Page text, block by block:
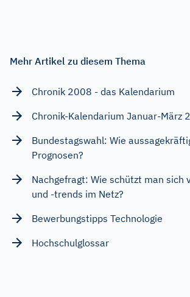
Mehr Artikel zu diesem Thema
Chronik 2008 - das Kalendarium
Chronik-Kalendarium Januar-März
Bundestagswahl: Wie
Prognosen?
Nachgefragt: Wie schützt man sich
und -trends im Netz?
Bewerbungstipps Technologie
Hochschulglossar